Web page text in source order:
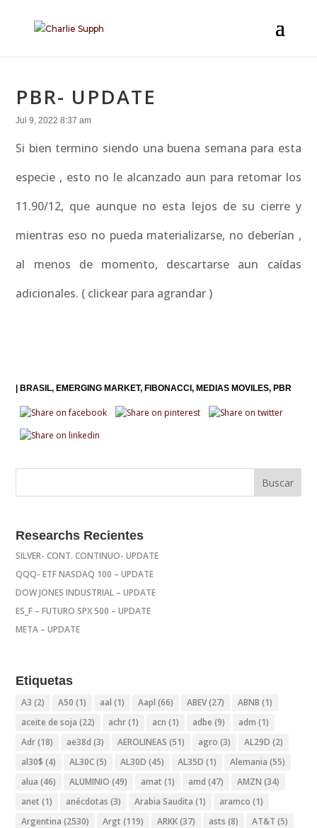
PBR- UPDATE
Jul 9, 2022 8:37 am
Si bien termino siendo una buena semana para esta
especie , esto no le alcanzado aun para retomar los
11.90/12, que aunque no esta lejos de su cierre y
mientras eso no pueda materializarse, no deberían ,
al menos de momento, descartarse aun caídas
adicionales. ( clickear para agrandar )
BRASIL EMERGING MARKET FIBONACCI MEDIAS MOVILES PBR
Researchs Recientes
SILVER- CONT. CONTINUO- UPDATE
QQQ- ETF NASDAQ 100 – UPDATE
DOW JONES INDUSTRIAL – UPDATE
ES_F – FUTURO SPX 500 – UPDATE
META – UPDATE
Etiquetas
A3 (2) A50 (1) aal (1) Aapl (66) ABEV(27) ABNB (1)
aceite de soja (22) achr(1) acn (1) adbe (9) adm (1)
Adr(18) ae38d (3) AEROLINEAS (51) agro (3) AL29D (2)
al30$ (4) AL30C(5) AL30D (45) AL35D (1) Alemania (55)
alua (46) ALUMINIO (49) amat (1) amd (47) AMZN (34)
anet (1) anécdotas (3) Arabia Saudita (1) aramco (1)
Argentina (2530) Argt (119) ARKK(37) asts (8) AT&T (5)